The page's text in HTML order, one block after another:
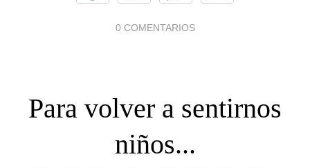
0 COMENTARIOS
Para volver a sentirnos
niños...